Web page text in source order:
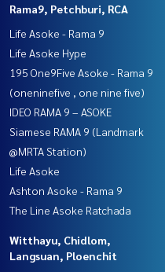
Rama9, Petchburi, RCA
Life Asoke - Rama 9
Life Asoke Hype
195 One9Five Asoke - Rama 9
(oneninefive , one nine five)
IDEO RAMA 9 – ASOKE
Siamese RAMA 9 (Landmark
@MRTA Station)
Life Asoke
Ashton Asoke - Rama 9
The Line Asoke Ratchada
Witthayu, Chidlom,
Langsuan, Ploenchit